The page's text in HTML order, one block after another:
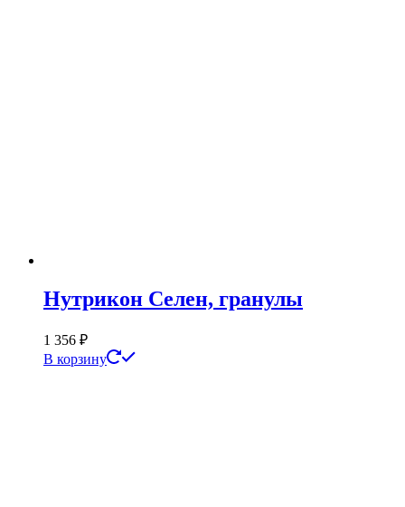
Нутрикон Селен, гранулы
1 356 ₽
В корзину